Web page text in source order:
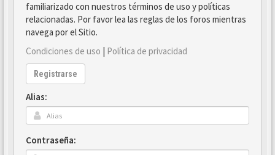
familiarizado con nuestros términos de uso y políticas
relacionadas. Por favor lea las reglas de los foros mientras
navega por el Sitio.
Condiciones de uso | Política de privacidad
Registrarse
Alias:
Contraseña: